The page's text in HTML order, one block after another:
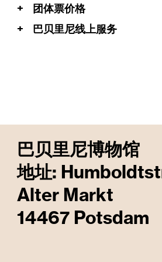
+
团体票价格
+
巴贝里尼线上服务
巴贝里尼博物馆
地址:
Alter Markt
14467 Potsdam